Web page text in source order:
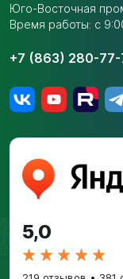
Юго-Восточная
Время работы: с
+7 (863) 280-77-
5,0